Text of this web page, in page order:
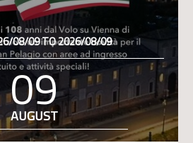
08/09 TO 2026/08/09
09
AUGUST